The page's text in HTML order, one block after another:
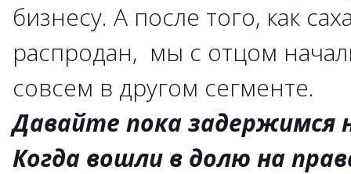
бизнесу. А после того, как
распродан, мы с отцом
совсем в другом сегменте.
Давайте пока задержимся
Когда вошли в долю на